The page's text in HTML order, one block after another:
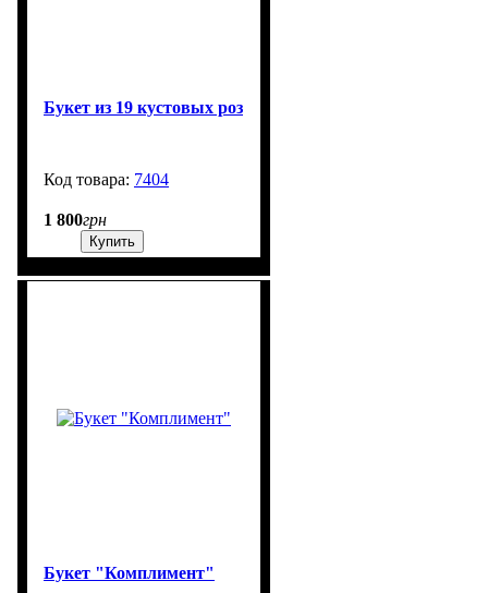
Букет из 19 кустовых роз
7404
1 800грн
Купить
Букет "Комплимент"